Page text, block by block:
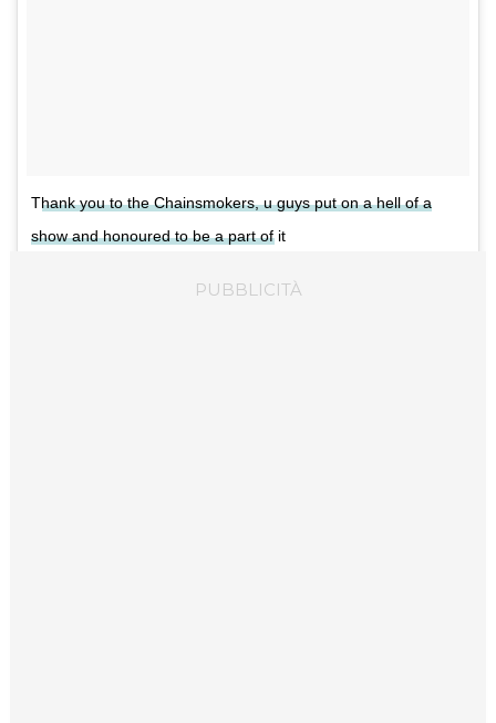
Thank you to the Chainsmokers, u guys put on a hell of a
show and honoured to be a part of it